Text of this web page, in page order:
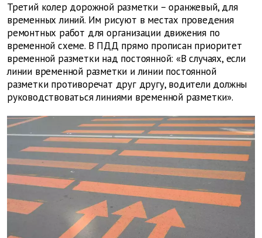
Третий колер дорожной разметки – оранжевый, для
временных линий. Им рисуют в местах проведения
ремонтных работ для организации движения по
временной схеме. В ПДД прямо прописан приоритет
временной разметки над постоянной: «В случаях, если
линии временной разметки и линии постоянной
разметки противоречат друг другу, водители должны
руководствоваться линиями временной разметки».